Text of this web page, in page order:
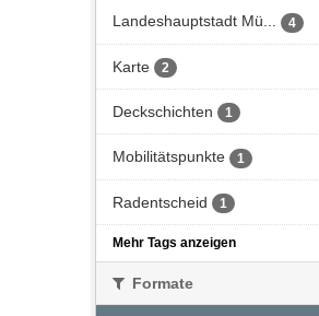
Landeshauptstadt Mü... 4
Karte 2
Deckschichten 1
Mobilitätspunkte 1
Radentscheid 1
Mehr Tags anzeigen
Formate